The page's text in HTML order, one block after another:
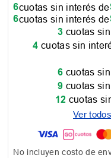
6cuotas sin interés de
6cuotas sin interés de
3 cuotas
4 cuotas sin
6 cuotas
9 cuotas
12 cuotas
Ver
No incluyen costo de